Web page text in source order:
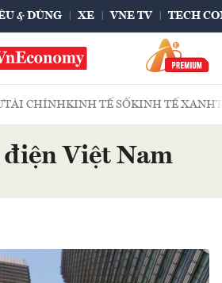
& DÙNG XE VNE TV TECH
TÀI CHÍNHKINH TẾ SỐKINH TẾ XANH
điện Việt Nam